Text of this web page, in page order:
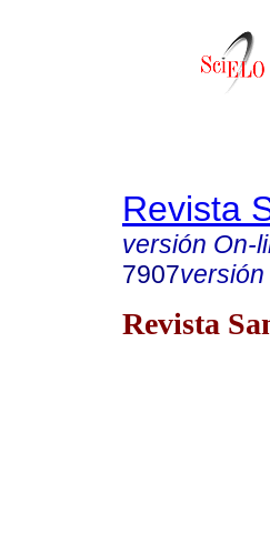
Revista
versión On-
7907
Revista